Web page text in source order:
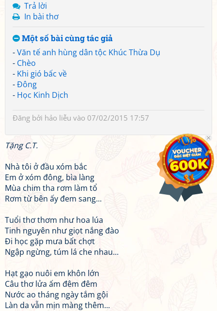
Trả lời
In bài thơ
Một số bài cùng tác giả
-Văn tế anh hùng dân tộc Khúc Thừa Dụ
- Chèo
- Khi gió bấc về
-Đông
- Học Kinh Dịch
Đăng bởi hảo liễu vào 07/02/2015 17:57
Tặng C.T.
Nhà tôi ở đầu xóm bắc
Em ở xóm đông, bìa làng
Mùa chim tha rơm làm tổ
Rơm từ bên ấy đem sang...
Tuổi thơ thơm như hoa lúa
Tinh nguyên như giọt nắng đào
Đi học gặp mưa bất chợt
Ngập ngừng, túm lá che nhau...
Hạt gạo nuôi em khôn lớn
Câu thơ lửa ấm đêm đêm
Nước ao tháng ngày tắm gội
Làn da vẫn mịn màng thêm...